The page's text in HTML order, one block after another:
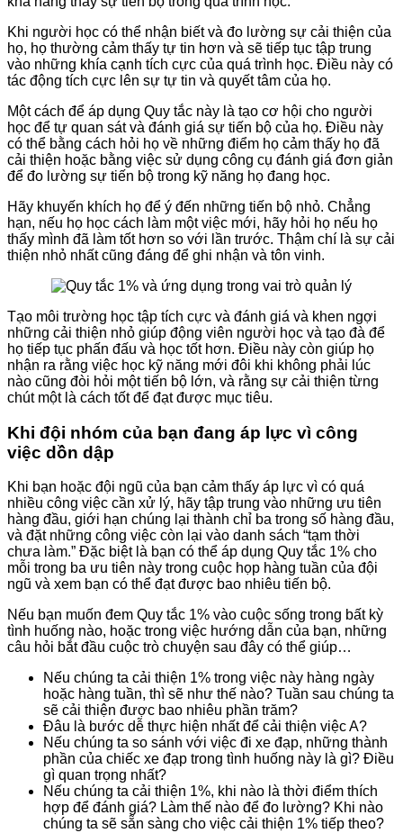
Khi người học có thể nhận biết và đo lường sự cải thiện của
họ, họ thường cảm thấy tự tin hơn và sẽ tiếp tục tập trung
vào những khía cạnh tích cực của quá trình học. Điều này có
tác động tích cực lên sự tự tin và quyết tâm của họ.
Một cách để áp dụng Quy tắc này là tạo cơ hội cho người
học để tự quan sát và đánh giá sự tiến bộ của họ. Điều này
có thể bằng cách hỏi họ về những điểm họ cảm thấy họ đã
cải thiện hoặc bằng việc sử dụng công cụ đánh giá đơn giản
để đo lường sự tiến bộ trong kỹ năng họ đang học.
Hãy khuyến khích họ để ý đến những tiến bộ nhỏ. Chẳng
hạn, nếu họ học cách làm một việc mới, hãy hỏi họ nếu họ
thấy mình đã làm tốt hơn so với lần trước. Thậm chí là sự cải
thiện nhỏ nhất cũng đáng để ghi nhận và tôn vinh.
Tạo môi trường học tập tích cực và đánh giá và khen ngợi
những cải thiện nhỏ giúp động viên người học và tạo đà để
họ tiếp tục phấn đấu và học tốt hơn. Điều này còn giúp họ
nhận ra rằng việc học kỹ năng mới đôi khi không phải lúc
nào cũng đòi hỏi một tiến bộ lớn, và rằng sự cải thiện từng
chút một là cách tốt để đạt được mục tiêu.
Khi đội nhóm của bạn đang áp lực vì công
việc dồn dập
Khi bạn hoặc đội ngũ của bạn cảm thấy áp lực vì có quá
nhiều công việc cần xử lý, hãy tập trung vào những ưu tiên
hàng đầu, giới hạn chúng lại thành chỉ ba trong số hàng đầu,
và đặt những công việc còn lại vào danh sách “tạm thời
chưa làm.” Đặc biệt là bạn có thể áp dụng Quy tắc 1% cho
mỗi trong ba ưu tiên này trong cuộc họp hàng tuần của đội
ngũ và xem bạn có thể đạt được bao nhiêu tiến bộ.
Nếu bạn muốn đem Quy tắc 1% vào cuộc sống trong bất kỳ
tình huống nào, hoặc trong việc hướng dẫn của bạn, những
câu hỏi bắt đầu cuộc trò chuyện sau đây có thể giúp…
Nếu chúng ta cải thiện 1% trong việc này hàng ngày
hoặc hàng tuần, thì sẽ như thế nào? Tuần sau chúng ta
sẽ cải thiện được bao nhiêu phần trăm?
Đâu là bước dễ thực hiện nhất để cải thiện việc A?
Nếu chúng ta so sánh với việc đi xe đạp, những thành
phần của chiếc xe đạp trong tình huống này là gì? Điều
gì quan trọng nhất?
Nếu chúng ta cải thiện 1%, khi nào là thời điểm thích
hợp để đánh giá? Làm thế nào để đo lường? Khi nào
chúng ta sẽ sẵn sàng cho việc cải thiện 1% tiếp theo?